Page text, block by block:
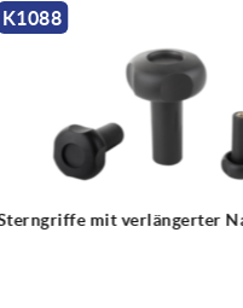
K0279
Fünfsterngriffe